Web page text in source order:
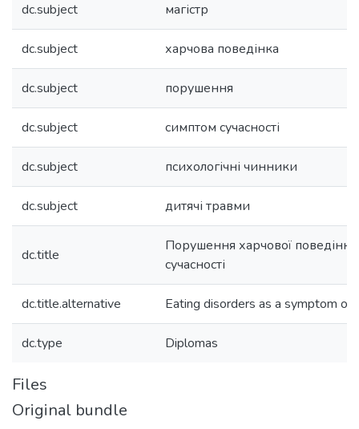
dc.subject магістр
dc.subject харчова поведінка
dc.subject порушення
dc.subject симптом сучасності
dc.subject психологічні чинники
dc.subject дитячі травми
dc.title
Порушення харчової
сучасності
dc.title.alternative Eating disorders as a symptom of
dc.type Diplomas
Files
Original bundle